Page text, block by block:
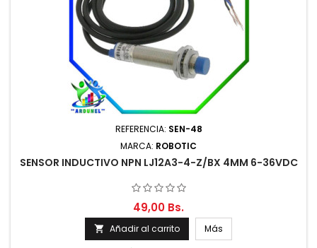
REFERENCIA: SEN-48
MARCA: ROBOTIC
SENSOR INDUCTIVO NPN LJ12A3-4-Z/BX 4MM 6-36VDC
49,00 Bs.
 Añadir al carrito Más